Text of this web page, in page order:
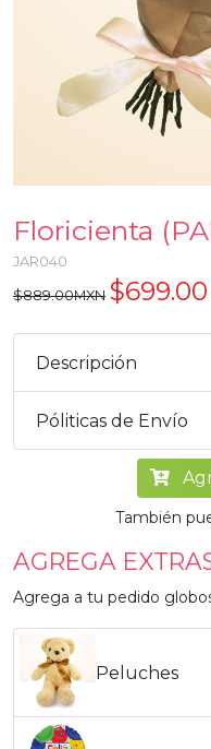
Floricienta
JAR040
$889.00MXN
Descripción
Póliticas de Envío
También
AGREGA
Agrega a tu pedido
Peluches